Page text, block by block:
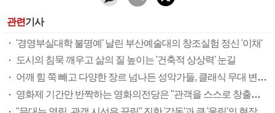
관련기사
'경영부실대학 불명예' 날린 부산예술대의 창조실험 정신 '이채'
도시의 침묵 깨우고 삶의 질 높이는 '건축적 상상력' 눈길
어깨 힘 쭉 빼고 다양한 장르 넘나든 성악가들, 클래식 무대 변화상 반영
영화제 기간만 반짝하는 영화의전당은 "관객을 스스로 창출하라"